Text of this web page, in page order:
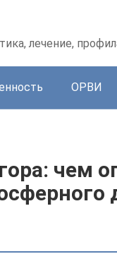
лечение,
ОРВИ
чем